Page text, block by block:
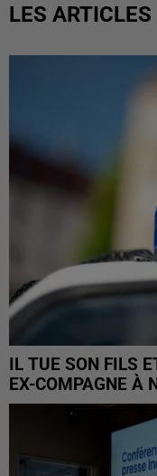
LES
IL TUE SON FILS
EX-COMPAGNE À